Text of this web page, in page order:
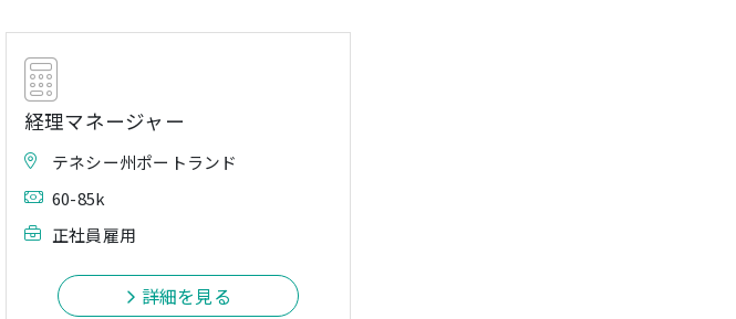
経理マネージャー
テネシー州ポートランド
60-85k
正社員雇用
詳細を見る